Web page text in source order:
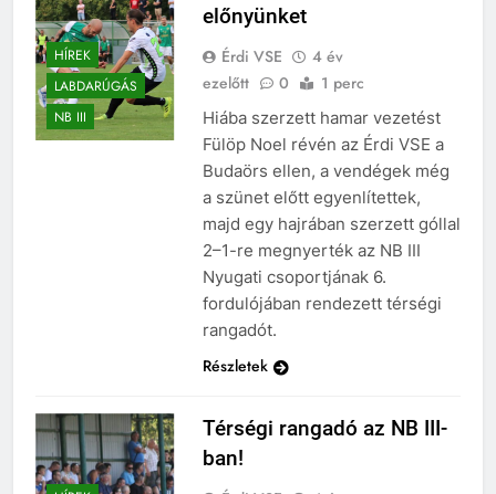
HÍREK
LABDARÚGÁS
NB III
előnyünket
Érdi VSE
4 év
ezelőtt
0 1 perc
Hiába szerzett hamar vezetést
Fülöp Noel révén az Érdi VSE a
Budaörs ellen, a vendégek még
a szünet előtt egyenlítettek,
majd egy hajrában szerzett góllal
2–1-re megnyerték az NB III
Nyugati csoportjának 6.
fordulójában rendezett térségi
rangadót.
Részletek
Térségi rangadó az NB III-
ban!